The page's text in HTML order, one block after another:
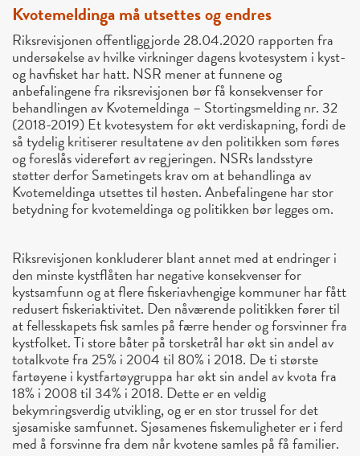
Kvotemeldinga må utsettes og endres
Riksrevisjonen offentliggjorde 28.04.2020 rapporten fra
undersøkelse av hvilke virkninger dagens kvotesystem i kyst-
og havfisket har hatt. NSR mener at funnene og
anbefalingene fra riksrevisjonen bør få konsekvenser for
behandlingen av Kvotemeldinga – Stortingsmelding nr. 32
(2018-2019) Et kvotesystem for økt verdiskapning, fordi de
så tydelig kritiserer resultatene av den politikken som føres
og foreslås videreført av regjeringen. NSRs landsstyre
støtter derfor Sametingets krav om at behandlinga av
Kvotemeldinga utsettes til høsten. Anbefalingene har stor
betydning for kvotemeldinga og politikken bør legges om.
Riksrevisjonen konkluderer blant annet med at endringer i
den minste kystflåten har negative konsekvenser for
kystsamfunn og at flere fiskeriavhengige kommuner har fått
redusert fiskeriaktivitet. Den nåværende politikken fører til
at fellesskapets fisk samles på færre hender og forsvinner fra
kystfolket. Ti store båter på torsketrål har økt sin andel av
totalkvote fra 25% i 2004 til 80% i 2018. De ti største
fartøyene i kystfartøygruppa har økt sin andel av kvota fra
18% i 2008 til 34% i 2018. Dette er en veldig
bekymringsverdig utvikling, og er en stor trussel for det
sjøsamiske samfunnet. Sjøsamenes fiskemuligheter er i ferd
med å forsvinne fra dem når kvotene samles på få familier.